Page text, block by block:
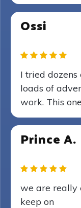
Ossi
I tried dozens
loads of
work. This
Prince A.
we are really
keep on